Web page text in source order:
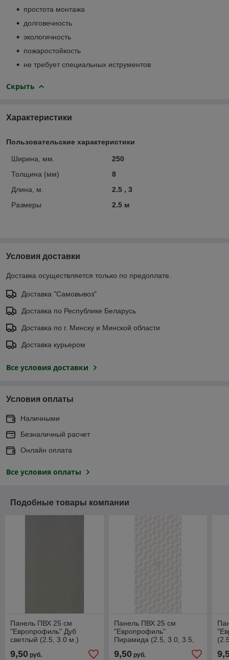
простота монтажа
долговечность
экологичность
пожаростойкость
не требует специальных иструментов
Скрыть
Характеристики
Пользовательские характеристики
Ширина, мм.
250
Толщина (мм)
8
Длина, м.
2.5 , 3
Размеры
2.5 м
Условия доставки
Доставка осуществляется только по предоплате.
Доставка "Самовывоз"
Доставка по Республике Беларусь
Доставка по г. Минску и Минской области
Доставка курьером
Все условия доставки
Условия оплаты
Наличными
Безналичный расчет
Онлайн оплата
Все условия оплаты
Подобные товары компании
Панель ПВХ 25 см
"Европрофиль" Дуб
светлый (2.5, 3.0 м.)
9,50 руб.
Панель ПВХ 25 см
"Европрофиль"
Пирамида (2.5, 3.0, 3.5,
9,50руб.